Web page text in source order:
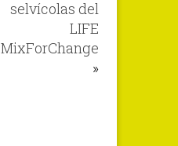
selvícolas del
LIFE
MixForChange
»